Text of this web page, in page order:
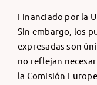
Financiado por la
Sin embargo, los
expresadas son
no reflejan
la Comisión